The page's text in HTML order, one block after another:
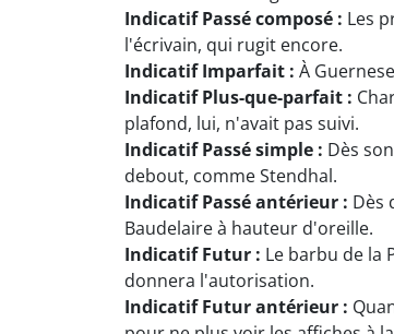
Indicatif Passé composé : Les
l'écrivain, qui rugit encore.
Indicatif Imparfait : À
Indicatif Plus-que-parfait :
plafond, lui, n'avait pas suivi.
Indicatif Passé simple : Dès
debout, comme Stendhal.
Indicatif Passé antérieur : Dès
Baudelaire à hauteur d'oreille.
Indicatif Futur : Le barbu de la
donnera l'autorisation.
Indicatif Futur antérieur :